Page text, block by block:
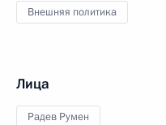
Внешняя политика
Лица
Радев Румен